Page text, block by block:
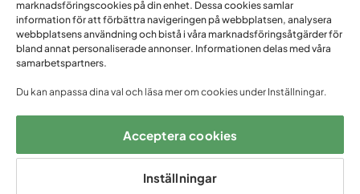
Följ oss på:
marknadsföringscookies på din enhet. Dessa cookies samlar
information för att förbättra navigeringen på webbplatsen, analysera
webbplatsens användning och bistå i våra marknadsföringsåtgärder för
bland annat personaliserade annonser. Informationen delas med våra
samarbetspartners.
Du kan anpassa dina val och läsa mer om cookies under Inställningar.
Acceptera cookies
Inställningar